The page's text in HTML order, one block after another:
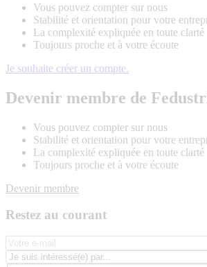
Vous pouvez compter sur nous
Stabilité et orientation pour votre
La complexité expliquée en toute clarté
Toujours proche et à votre écoute
Je souhaite créer un compte.
Devenir membre de
Vous pouvez compter sur nous
Stabilité et orientation pour votre
La complexité expliquée en toute clarté
Toujours proche et à votre écoute
Devenir membre
Restez au courant